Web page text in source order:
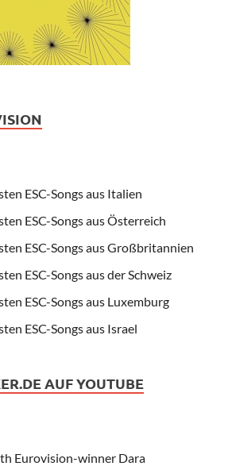
ESC-Songs aus Italien
ESC-Songs aus Österreich
ESC-Songs aus Großbritannien
ESC-Songs aus der Schweiz
ESC-Songs aus Luxemburg
ESC-Songs aus Israel
AUF YOUTUBE
Eurovision-winner Dara